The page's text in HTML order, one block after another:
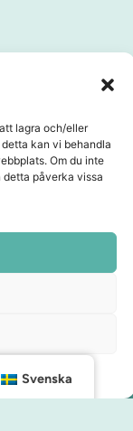
lagra och/eller
kan vi behandla
Om du inte
påverka vissa
Svenska